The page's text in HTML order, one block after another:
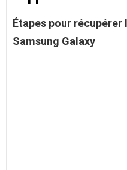
Étapes pour récupérer
Samsung Galaxy